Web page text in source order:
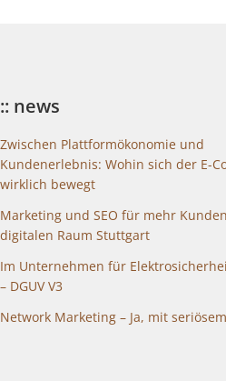
:: news
Zwischen Plattformökonomie und
Kundenerlebnis: Wohin sich der E-
wirklich bewegt
Marketing und SEO für mehr
digitalen Raum Stuttgart
Im Unternehmen für
– DGUV V3
Network Marketing – Ja, mit